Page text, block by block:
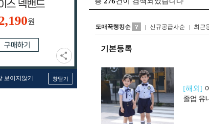
원
보이지않기 창닫기
도매꾹랭킹순 신규공급사순 최근
기본등록
[해외]
졸업 유